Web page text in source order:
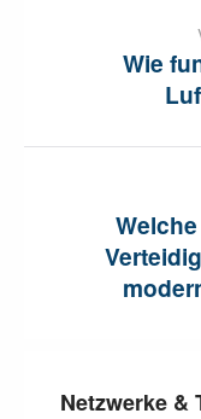
Wie
Netzwerke &